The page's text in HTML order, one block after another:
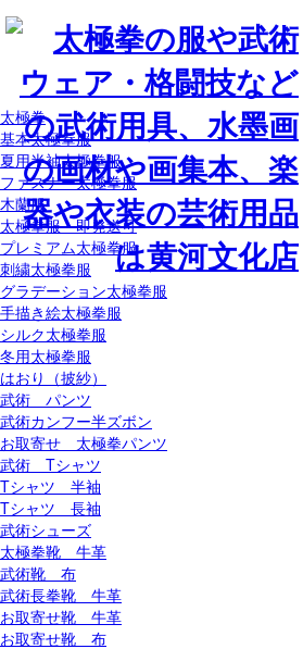
太極拳
基本太極拳服
夏用半袖太極拳服
ファスナー太極拳服
木蘭服
太極拳服 即発送可
プレミアム太極拳服
刺繍太極拳服
グラデーション太極拳服
手描き絵太極拳服
シルク太極拳服
冬用太極拳服
はおり（披紗）
武術 パンツ
武術カンフー半ズボン
お取寄せ 太極拳パンツ
武術 Tシャツ
Tシャツ 半袖
Tシャツ 長袖
武術シューズ
太極拳靴 牛革
武術靴 布
武術長拳靴 牛革
お取寄せ靴 牛革
お取寄せ靴 布